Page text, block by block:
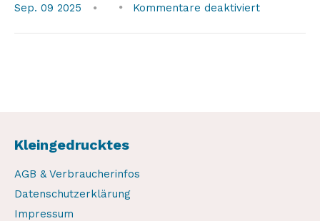
Sep. 09 2025 Kommentare deaktiviertfür
Kleingedrucktes
AGB & Verbraucherinfos
Datenschutzerklärung
Impressum